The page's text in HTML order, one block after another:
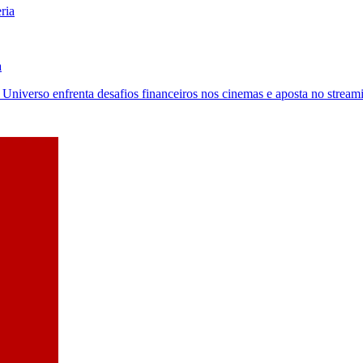
enfrenta desafios financeiros nos cinemas e aposta no